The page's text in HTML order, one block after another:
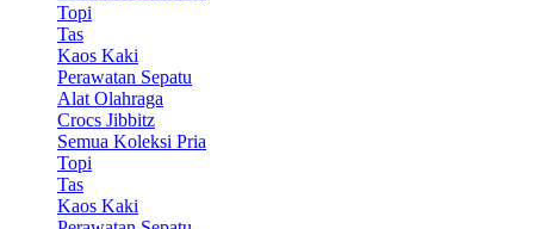
Topi
Tas
Kaos Kaki
Perawatan Sepatu
Alat Olahraga
Crocs Jibbitz
Semua Koleksi Pria
Topi
Tas
Kaos Kaki